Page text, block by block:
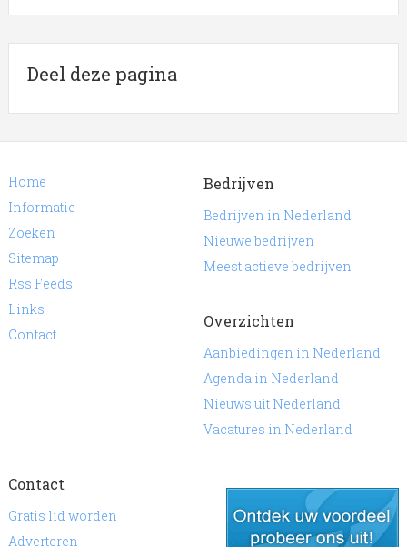
Deel deze pagina
Home
Informatie
Zoeken
Sitemap
Rss Feeds
Links
Contact
Bedrijven
Bedrijven in Nederland
Nieuwe bedrijven
Meest actieve bedrijven
Overzichten
Aanbiedingen in Nederland
Agenda in Nederland
Nieuws uit Nederland
Vacatures in Nederland
Contact
Gratis lid worden
Adverteren